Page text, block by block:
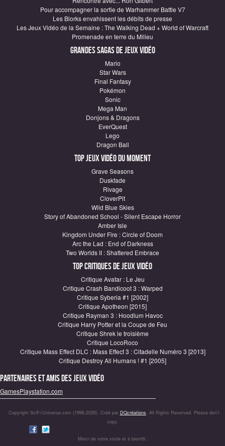
Pour accompagner la sortie de Warhammer Battle V7
Les Blorks envahissent les débits de presse
Les Jeux Vidéo de la Semaine : The Walking Dead + World of Warcraft
Promenade en terre du Milieu
Grandes sagas de Jeux vidéo
Mario
Star Wars
Final Fantasy
Pokémon
Sonic
Mega Man
Donjons & Dragons
EverQuest
Lego
Dragon Ball
Top Jeux vidéo du moment
Grave Seasons
Duskfade
Rivage
CloverPit
Wild Blue Skies
Story of Abandoned School - Silent Escape Horror
Amber Isle
Kingdom Under Fire : Circle of Doom
Arc the Lad : End of Darkness
Two Worlds II : Shattered Embrace
Top critiques de Jeux vidéo
Critique Avatar : Le Jeu
Critique Crash Bandicoot 3 : Warped
Critique Syberia #1 [2002]
Critique Apotheon [2015]
Critique Rayman 3 : Hoodlum Havoc
Critique Harry Potter et la Coupe de Feu
Critique Shrek le troisième
Critique LocoRoco
Critique Mass Effect DLC : Mass Effect 3 : Citadelle Numéro 3 [2013]
Critique Destroy All Humans ! #1 [2005]
Partenaires et amis des jeux vidéo
GamesPlaystation.com
Copyright SciFi-Universe.com (1996-2026). Créé par DQcréations. All Rights Reserved. Please don’t
copy.
Merci de votre visite et à bientôt.